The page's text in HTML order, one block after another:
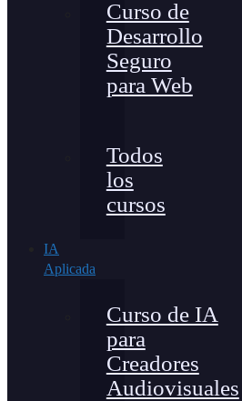
Curso de
Desarrollo
Seguro
para Web
Todos
los
cursos
IA
Aplicada
Curso de IA
para
Creadores
Audiovisuales